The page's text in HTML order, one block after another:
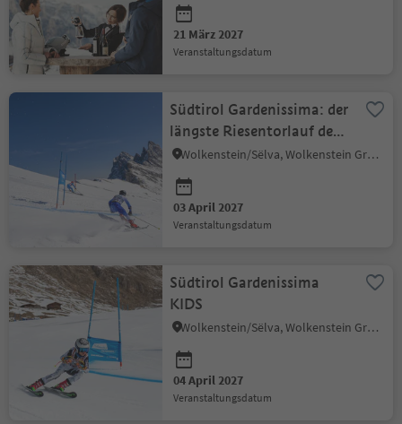
21 März 2027
Veranstaltungsdatum
Südtirol Gardenissima: der
längste Riesentorlauf der
Welt
Wolkenstein/Sëlva, Wolkenstein Gröden, Dolomitenregion Gröden
03 April 2027
Veranstaltungsdatum
Südtirol Gardenissima
KIDS
Wolkenstein/Sëlva, Wolkenstein Gröden, Dolomitenregion Gröden
04 April 2027
Veranstaltungsdatum